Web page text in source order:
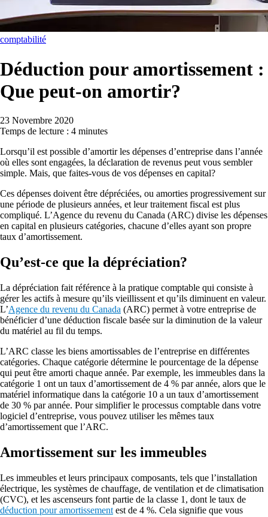
comptabilité
Déduction pour amortissement :
Que peut-on amortir?
23 Novembre 2020
Temps de lecture : 4 minutes
Lorsqu’il est possible d’amortir les dépenses d’entreprise dans l’année
où elles sont engagées, la déclaration de revenus peut vous sembler
simple. Mais, que faites-vous de vos dépenses en capital?
Ces dépenses doivent être dépréciées, ou amorties progressivement sur
une période de plusieurs années, et leur traitement fiscal est plus
compliqué. L’Agence du revenu du Canada (ARC) divise les dépenses
en capital en plusieurs catégories, chacune d’elles ayant son propre
taux d’amortissement.
Qu’est-ce que la dépréciation?
La dépréciation fait référence à la pratique comptable qui consiste à
gérer les actifs à mesure qu’ils vieillissent et qu’ils diminuent en valeur.
L’Agence du revenu du Canada (ARC) permet à votre entreprise de
bénéficier d’une déduction fiscale basée sur la diminution de la valeur
du matériel au fil du temps.
L’ARC classe les biens amortissables de l’entreprise en différentes
catégories. Chaque catégorie détermine le pourcentage de la dépense
qui peut être amorti chaque année. Par exemple, les immeubles dans la
catégorie 1 ont un taux d’amortissement de 4 % par année, alors que le
matériel informatique dans la catégorie 10 a un taux d’amortissement
de 30 % par année. Pour simplifier le processus comptable dans votre
logiciel d’entreprise, vous pouvez utiliser les mêmes taux
d’amortissement que l’ARC.
Amortissement sur les immeubles
Les immeubles et leurs principaux composants, tels que l’installation
électrique, les systèmes de chauffage, de ventilation et de climatisation
(CVC), et les ascenseurs font partie de la classe 1, dont le taux de
déduction pour amortissement est de 4 %. Cela signifie que vous